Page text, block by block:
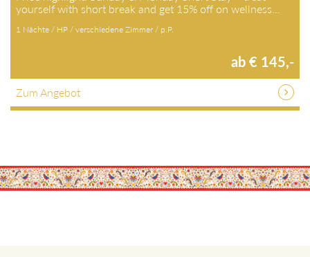
Price highlight: Sunday & Monday Short Stay – treat
ab € 145,-
Zum Angebot